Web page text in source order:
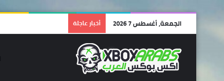
الجمعة, أغسطس 7 2026 أخبار عاجلة